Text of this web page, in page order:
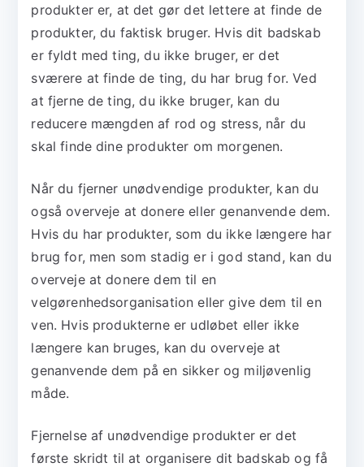
produkter er, at det gør det lettere at finde de
produkter, du faktisk bruger. Hvis dit badskab
er fyldt med ting, du ikke bruger, er det
sværere at finde de ting, du har brug for. Ved
at fjerne de ting, du ikke bruger, kan du
reducere mængden af rod og stress, når du
skal finde dine produkter om morgenen.
Når du fjerner unødvendige produkter, kan du
også overveje at donere eller genanvende dem.
Hvis du har produkter, som du ikke længere har
brug for, men som stadig er i god stand, kan du
overveje at donere dem til en
velgørenhedsorganisation eller give dem til en
ven. Hvis produkterne er udløbet eller ikke
længere kan bruges, kan du overveje at
genanvende dem på en sikker og miljøvenlig
måde.
Fjernelse af unødvendige produkter er det
første skridt til at organisere dit badskab og få